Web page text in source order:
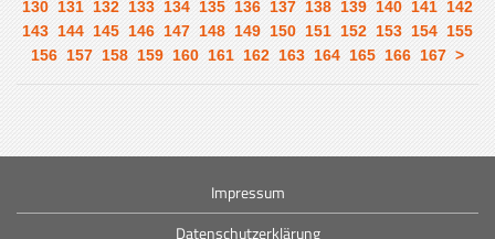
130 131 132 133 134 135 136 137 138 139 140 141 142
143 144 145 146 147 148 149 150 151 152 153 154 155
156 157 158 159 160 161 162 163 164 165 166 167 >
Impressum
Datenschutzerklärung